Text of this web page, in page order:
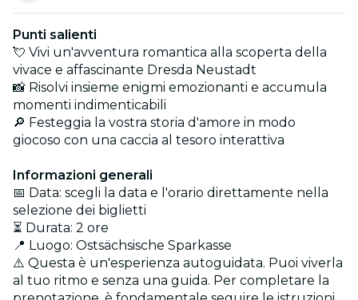
Punti salienti
💘 Vivi un'avventura romantica alla scoperta della
vivace e affascinante Dresda Neustadt
📸 Risolvi insieme enigmi emozionanti e accumula
momenti indimenticabili
🔎 Festeggia la vostra storia d'amore in modo
giocoso con una caccia al tesoro interattiva
Informazioni generali
📅 Data: scegli la data e l'orario direttamente nella
selezione dei biglietti
⏳ Durata: 2 ore
📍 Luogo: Ostsächsische Sparkasse
⚠️ Questa è un'esperienza autoguidata. Puoi viverla
al tuo ritmo e senza una guida. Per completare la